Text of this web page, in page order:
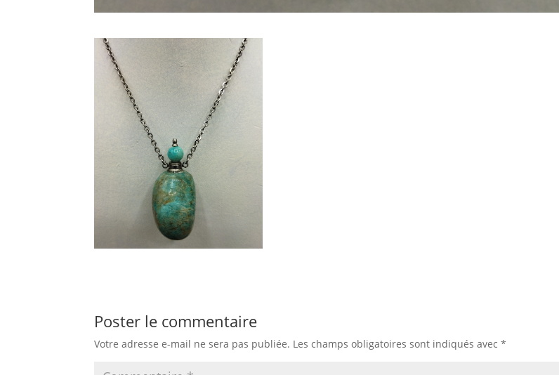
Poster le commentaire
Votre adresse e-mail ne sera pas publiée. Les champs obligatoires sont indiqués avec*